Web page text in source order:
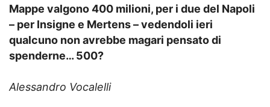
Mappe valgono 400 milioni, per i due del Napoli
– per Insigne e Mertens – vedendoli ieri
qualcuno non avrebbe magari pensato di
spenderne… 500?
Alessandro Vocalelli